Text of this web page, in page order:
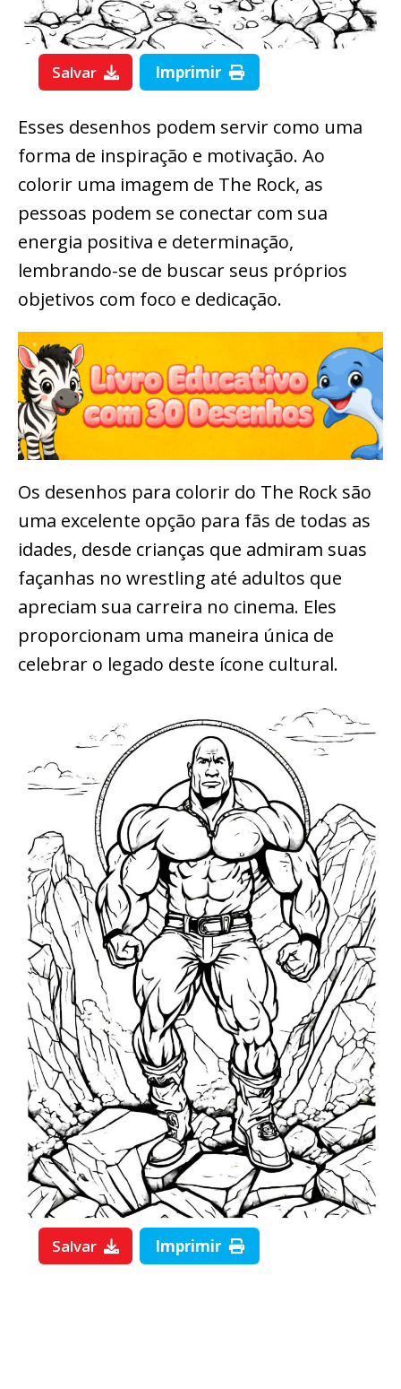
Salvar Imprimir
Esses desenhos podem servir como uma
forma de inspiração e motivação. Ao
colorir uma imagem de The Rock, as
pessoas podem se conectar com sua
energia positiva e determinação,
lembrando-se de buscar seus próprios
objetivos com foco e dedicação.
Os desenhos para colorir do The Rock são
uma excelente opção para fãs de todas as
idades, desde crianças que admiram suas
façanhas no wrestling até adultos que
apreciam sua carreira no cinema. Eles
proporcionam uma maneira única de
celebrar o legado deste ícone cultural.
Salvar Imprimir